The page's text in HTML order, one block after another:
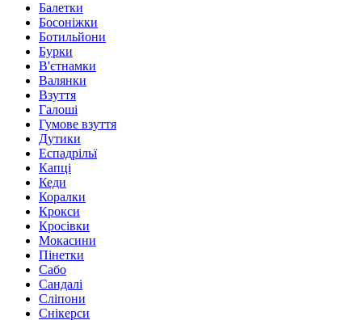
Балетки
Босоніжки
Ботильйони
Бурки
В'єтнамки
Валянки
Взуття
Галоші
Гумове взуття
Дутики
Еспадрільї
Капці
Кеди
Коралки
Крокси
Кросівки
Мокасини
Пінетки
Сабо
Сандалі
Сліпони
Снікерси